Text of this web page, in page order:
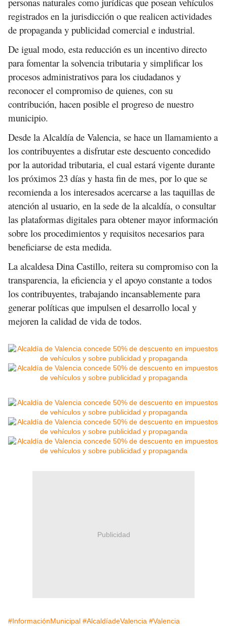
registrados en la jurisdicción o que realicen actividades
de propaganda y publicidad comercial e industrial.
De igual modo, esta reducción es un incentivo directo
para fomentar la solvencia tributaria y simplificar los
procesos administrativos para los ciudadanos y
reconocer el compromiso de quienes, con su
contribución, hacen posible el progreso de nuestro
municipio.
Desde la Alcaldía de Valencia, se hace un llamamiento a
los contribuyentes a disfrutar este descuento concedido
por la autoridad tributaria, el cual estará vigente durante
los próximos 23 días y hasta fin de mes, por lo que se
recomienda a los interesados acercarse a las taquillas de
atención al usuario, en la sede de la alcaldía, o consultar
las plataformas digitales para obtener mayor información
sobre los procedimientos y requisitos necesarios para
beneficiarse de esta medida.
La alcaldesa Dina Castillo, reitera su compromiso con la
transparencia, la eficiencia y el apoyo constante a todos
los contribuyentes, trabajando incansablemente para
generar políticas que impulsen el desarrollo local y
mejoren la calidad de vida de todos.
Publicidad
#InformaciónMunicipal #AlcaldíadeValencia #Valencia